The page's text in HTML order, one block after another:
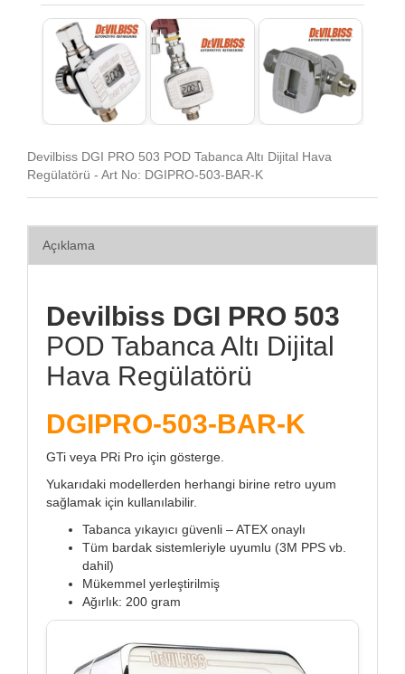
Devilbiss DGI PRO 503 POD Tabanca Altı Dijital Hava
Regülatörü - Art No: DGIPRO-503-BAR-K
Açıklama
Devilbiss DGI PRO 503
POD Tabanca Altı Dijital
Hava Regülatörü
DGIPRO-503-BAR-K
GTi veya PRi Pro için gösterge.
Yukarıdaki modellerden herhangi birine retro uyum
sağlamak için kullanılabilir.
Tabanca yıkayıcı güvenli – ATEX onaylı
Tüm bardak sistemleriyle uyumlu (3M PPS vb.
dahil)
Mükemmel yerleştirilmiş
Ağırlık: 200 gram